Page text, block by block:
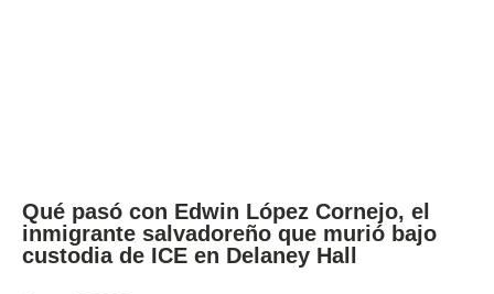
Qué pasó con Edwin López Cornejo, el
inmigrante salvadoreño que murió bajo
custodia de ICE en Delaney Hall